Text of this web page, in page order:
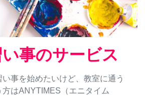
事のサービス
い事を始めたいけど、教室に通う
はANYTIMES（エニタイム